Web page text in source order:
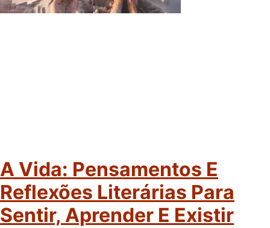
A Vida: Pensamentos E
Reflexões Literárias Para
Sentir, Aprender E Existir